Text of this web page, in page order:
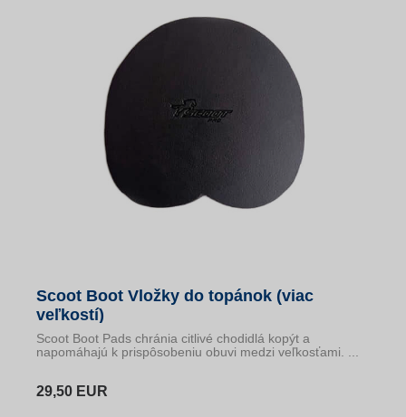
Scoot Boot Vložky do topánok (viac
veľkostí)
Scoot Boot Pads chránia citlivé chodidlá kopýt a
napomáhajú k prispôsobeniu obuvi medzi veľkosťami. ...
29,50 EUR